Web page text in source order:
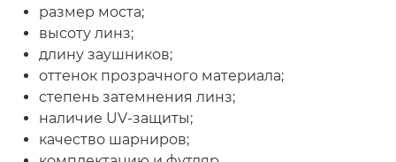
размер моста;
высоту линз;
длину заушников;
оттенок прозрачного материала;
степень затемнения линз;
наличие UV-защиты;
качество шарниров;